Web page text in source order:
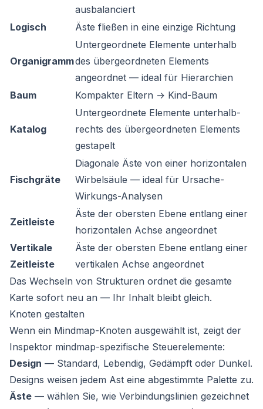
ausbalanciert
Logisch
Äste fließen in eine einzige Richtung
Organigramm
Untergeordnete Elemente unterhalb
des übergeordneten Elements
angeordnet — ideal für Hierarchien
Baum
Kompakter Eltern → Kind-Baum
Katalog
Untergeordnete Elemente unterhalb-
rechts des übergeordneten Elements
gestapelt
Fischgräte
Diagonale Äste von einer horizontalen
Wirbelsäule — ideal für Ursache-
Wirkungs-Analysen
Zeitleiste
Äste der obersten Ebene entlang einer
horizontalen Achse angeordnet
Vertikale
Zeitleiste
Äste der obersten Ebene entlang einer
vertikalen Achse angeordnet
Das Wechseln von Strukturen ordnet die gesamte
Karte sofort neu an — Ihr Inhalt bleibt gleich.
Knoten gestalten
Wenn ein Mindmap-Knoten ausgewählt ist, zeigt der
Inspektor mindmap-spezifische Steuerelemente:
Design — Standard, Lebendig, Gedämpft oder Dunkel.
Designs weisen jedem Ast eine abgestimmte Palette zu.
Äste — wählen Sie, wie Verbindungslinien gezeichnet